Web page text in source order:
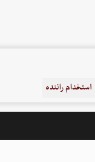
استخدام راننده